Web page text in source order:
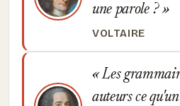
une parole ?
VOLTAIRE
Les
auteurs ce